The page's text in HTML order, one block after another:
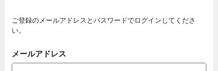
ご登録のメールアドレスとパスワードでログインしてくださ
い。
メールアドレス